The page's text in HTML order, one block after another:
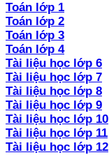
Toán lớp 1
Toán lớp 2
Toán lớp 3
Toán lớp 4
Tài liệu học lớp 6
Tài liệu học lớp 7
Tài liệu học lớp 8
Tài liệu học lớp 9
Tài liệu học lớp 10
Tài liệu học lớp 11
Tài liệu học lớp 12